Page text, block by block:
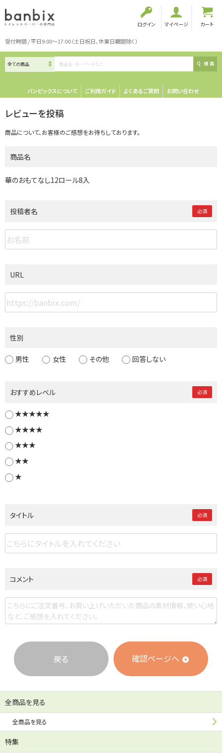
ログイン マイページ カート
受付時間 / 平日9:00～17:00（土日祝日、休業日期間除く）
検索
バンビックスについて ご利用ガイド よくあるご質問 お問い合わせ
レビューを投稿
商品について、お客様のご感想をお待ちしております。
商品名
華のおもてなし12ロール8入
投稿者名 必須
URL
性別
男性 女性 その他 回答しない
おすすめレベル 必須
★★★★★
★★★★
★★★
★★
★
タイトル 必須
コメント 必須
戻る 確認ページへ
全商品を見る
全商品を見る
特集